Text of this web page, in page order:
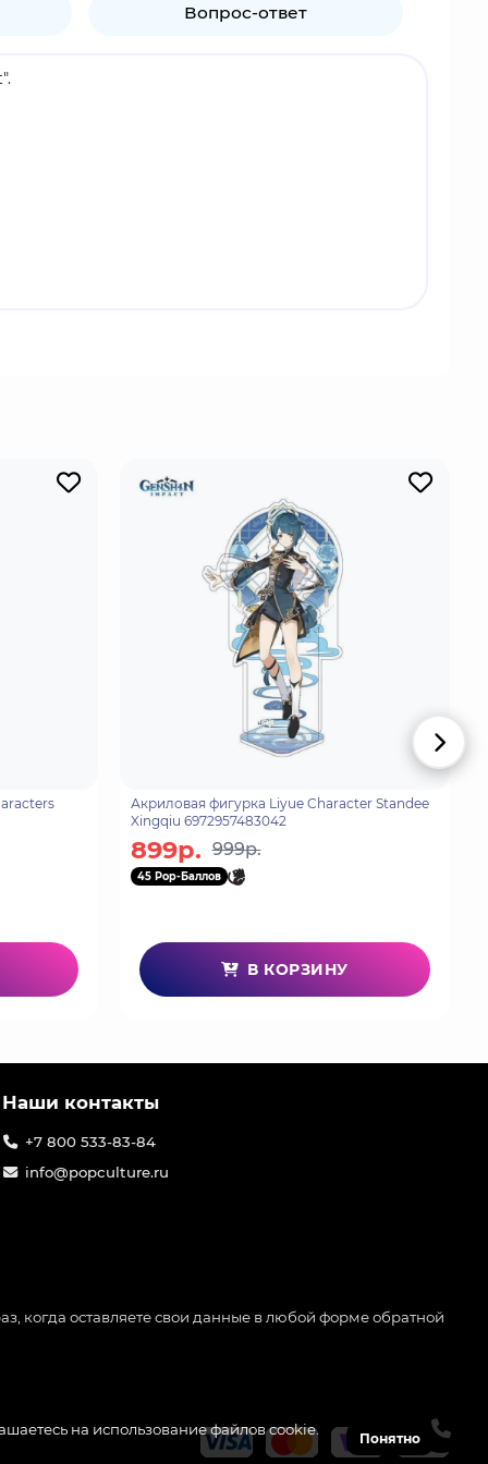
Вопрос-ответ
его приключения в Тейвате в качестве
Акриловая фигурка Liyue Character Standee
Xingqiu 6972957483042
899р. 999р.
45 Pop-Баллов
В КОРЗИНУ
на использование файлов cookie.
Понятно
Наши контакты
+7 800 533-83-84
info@popculture.ru
когда оставляете свои данные в любой форме обратной